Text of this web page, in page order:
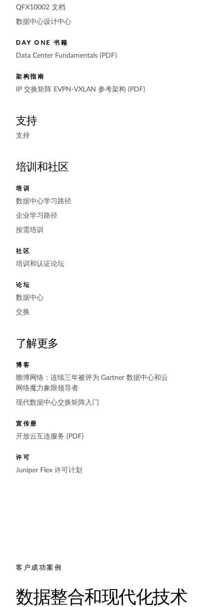
QFX10002 文档
数据中心设计中心
DAY ONE 书籍
Data Center Fundamentals (PDF)
架构指南
IP 交换矩阵 EVPN-VXLAN 参考架构 (PDF)
支持
支持
培训和社区
培训
数据中心学习路径
企业学习路径
按需培训
社区
培训和认证论坛
论坛
数据中心
交换
了解更多
博客
瞻博网络：连续三年被评为 Gartner 数据中心和云
网络魔力象限领导者
现代数据中心交换矩阵入门
宣传册
开放云互连服务 (PDF)
许可
Juniper Flex 许可计划
客户成功案例
数据整合和现代化技术